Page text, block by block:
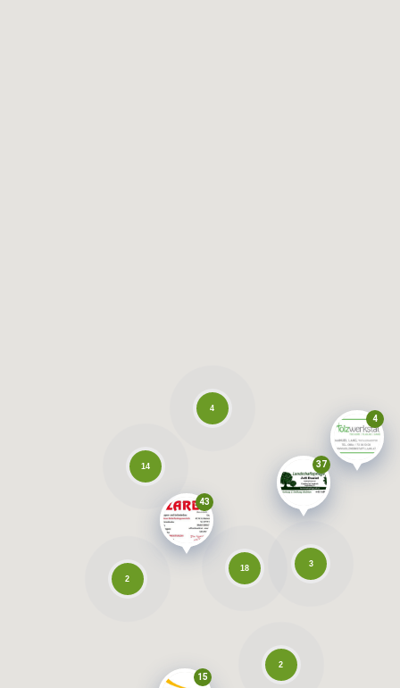
4
15
37
43
18
14
2
4
2
3